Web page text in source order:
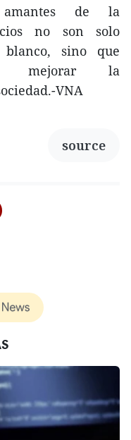
amantes de la
no son solo
blanco, sino que
mejorar la
VNA
source